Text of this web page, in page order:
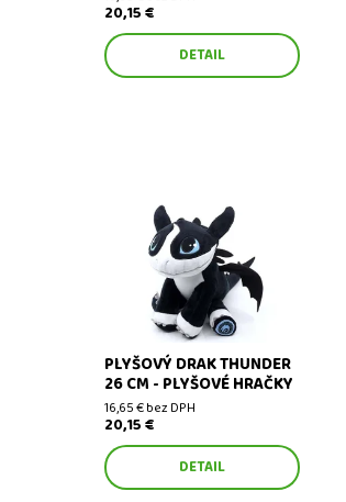
20,15 €
DETAIL
Plyšový drak Thunder 26 cm -
plyšové hračky
PLYŠOVÝ DRAK THUNDER
26 CM - PLYŠOVÉ HRAČKY
16,65 € bez DPH
20,15 €
DETAIL